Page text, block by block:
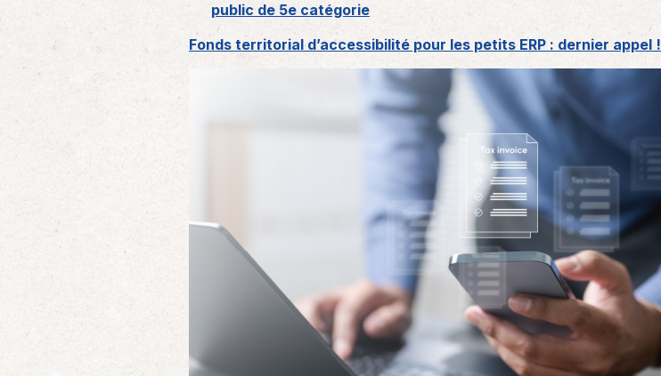
public de 5e catégorie
Fonds territorial d’accessibilité pour les petits ERP : dernier appel !